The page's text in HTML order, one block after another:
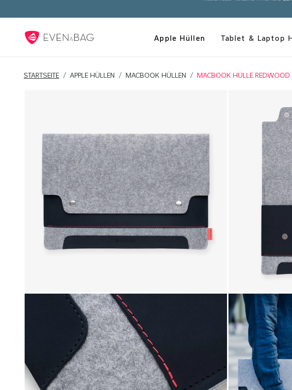
Apple Hüllen Tablet & Laptop
STARTSEITE APPLE HÜLLEN MACBOOK HÜLLEN MACBOOK HÜLLE